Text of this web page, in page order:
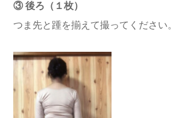
③ 後ろ（１枚）
つま先と踵を揃えて撮ってください。